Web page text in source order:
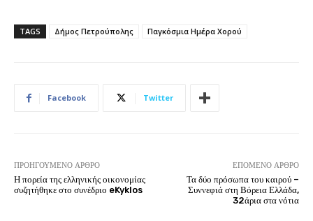
TAGS Δήμος Πετρούπολης Παγκόσμια Ημέρα Χορού
Facebook Twitter
ΠΡΟΗΓΟΎΜΕΝΟ ΆΡΘΡΟ
Η πορεία της ελληνικής οικονομίας
συζητήθηκε στο συνέδριο eKyklos
ΕΠΌΜΕΝΟ ΆΡΘΡΟ
Τα δύο πρόσωπα του καιρού –
Συννεφιά στη Βόρεια Ελλάδα,
32άρια στα νότια